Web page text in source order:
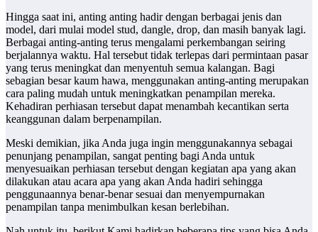
Hingga saat ini, anting anting hadir dengan berbagai jenis dan
model, dari mulai model stud, dangle, drop, dan masih banyak lagi.
Berbagai anting-anting terus mengalami perkembangan seiring
berjalannya waktu. Hal tersebut tidak terlepas dari permintaan pasar
yang terus meningkat dan menyentuh semua kalangan. Bagi
sebagian besar kaum hawa, menggunakan anting-anting merupakan
cara paling mudah untuk meningkatkan penampilan mereka.
Kehadiran perhiasan tersebut dapat menambah kecantikan serta
keanggunan dalam berpenampilan.
Meski demikian, jika Anda juga ingin menggunakannya sebagai
penunjang penampilan, sangat penting bagi Anda untuk
menyesuaikan perhiasan tersebut dengan kegiatan apa yang akan
dilakukan atau acara apa yang akan Anda hadiri sehingga
penggunaannya benar-benar sesuai dan menyempurnakan
penampilan tanpa menimbulkan kesan berlebihan.